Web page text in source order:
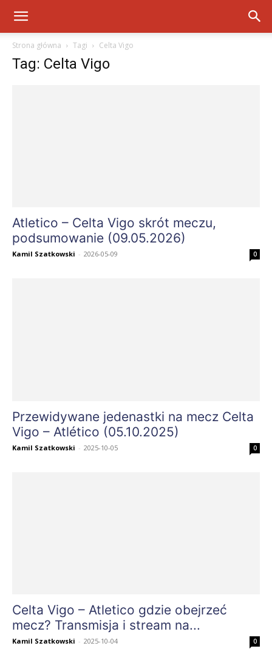
Strona główna Tagi Celta Vigo
Tag: Celta Vigo
Atletico – Celta Vigo skrót meczu,
podsumowanie (09.05.2026)
Kamil Szatkowski - 2026-05-09 0
Przewidywane jedenastki na mecz Celta
Vigo – Atlético (05.10.2025)
Kamil Szatkowski - 2025-10-05 0
Celta Vigo – Atletico gdzie obejrzeć
mecz? Transmisja i stream na...
Kamil Szatkowski - 2025-10-04 0